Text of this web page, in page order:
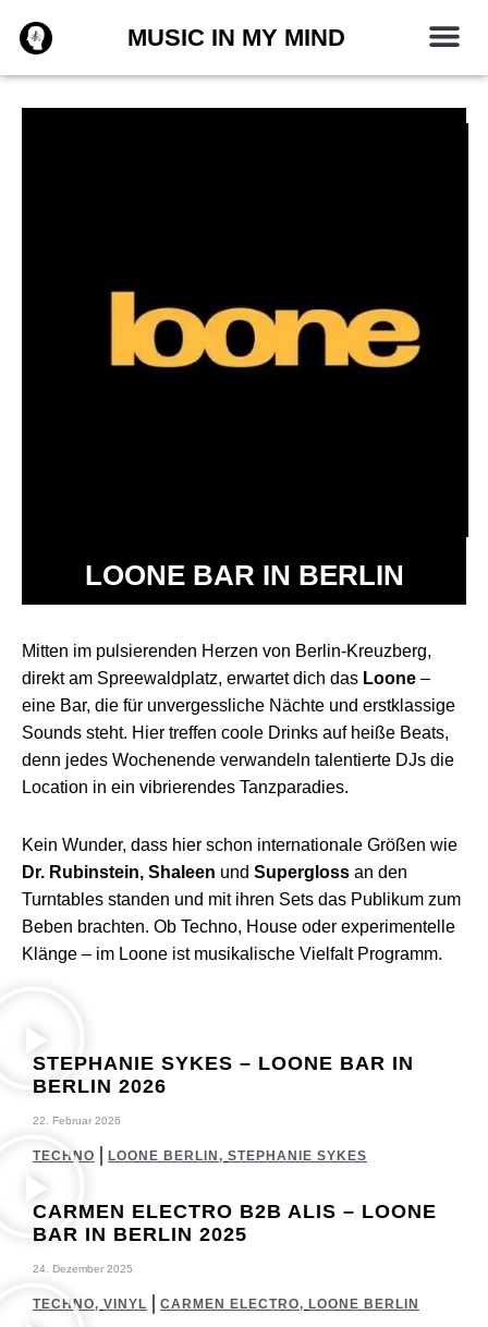
Inhalt
springen
MUSIC IN MY MIND
LOONE BAR IN BERLIN
Mitten im pulsierenden Herzen von Berlin-Kreuzberg,
direkt am Spreewaldplatz, erwartet dich das Loone –
eine Bar, die für unvergessliche Nächte und erstklassige
Sounds steht. Hier treffen coole Drinks auf heiße Beats,
denn jedes Wochenende verwandeln talentierte DJs die
Location in ein vibrierendes Tanzparadies.
Kein Wunder, dass hier schon internationale Größen wie
Dr. Rubinstein, Shaleen und Supergloss an den
Turntables standen und mit ihren Sets das Publikum zum
Beben brachten. Ob Techno, House oder experimentelle
Klänge – im Loone ist musikalische Vielfalt Programm.
STEPHANIE SYKES – LOONE BAR IN
BERLIN 2026
22. Februar 2026
TECHNO LOONE BERLIN , STEPHANIE SYKES
CARMEN ELECTRO B2B ALIS – LOONE
BAR IN BERLIN 2025
24. Dezember 2025
TECHNO, VINYL CARMEN ELECTRO, LOONE BERLIN